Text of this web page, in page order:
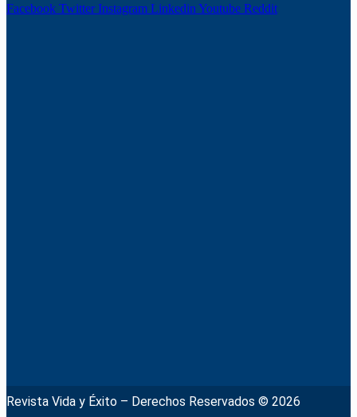
Facebook Twitter Instagram Linkedin Youtube Reddit
Revista Vida y Éxito – Derechos Reservados © 2026